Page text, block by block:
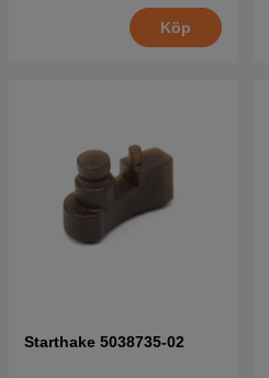
Köp
Starthake 5038735-02